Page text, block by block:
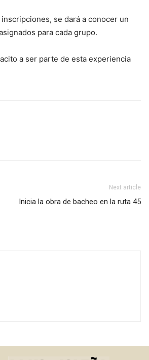
se dará a conocer un
para cada grupo.
a ser parte de esta experiencia
Next article
Inicia la obra de bacheo en la ruta 45